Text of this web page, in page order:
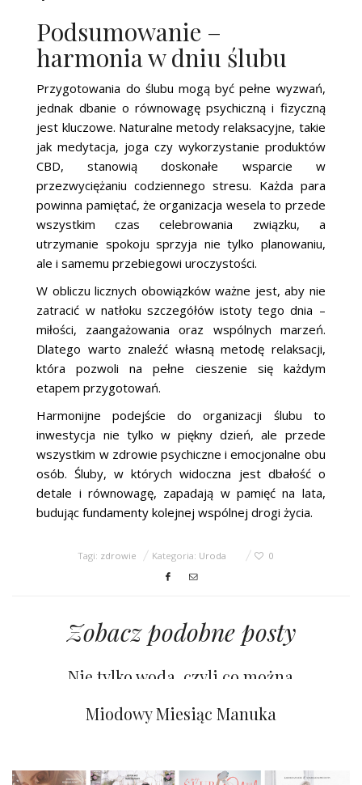
Podsumowanie –
harmonia w dniu ślubu
Przygotowania do ślubu mogą być pełne wyzwań,
jednak dbanie o równowagę psychiczną i fizyczną
jest kluczowe. Naturalne metody relaksacyjne, takie
jak medytacja, joga czy wykorzystanie produktów
CBD, stanowią doskonałe wsparcie w
przezwyciężaniu codziennego stresu. Każda para
powinna pamiętać, że organizacja wesela to przede
wszystkim czas celebrowania związku, a
utrzymanie spokoju sprzyja nie tylko planowaniu,
ale i samemu przebiegowi uroczystości.
W obliczu licznych obowiązków ważne jest, aby nie
zatracić w natłoku szczegółów istoty tego dnia –
miłości, zaangażowania oraz wspólnych marzeń.
Dlatego warto znaleźć własną metodę relaksacji,
która pozwoli na pełne cieszenie się każdym
etapem przygotowań.
Harmonijne podejście do organizacji ślubu to
inwestycja nie tylko w piękny dzień, ale przede
wszystkim w zdrowie psychiczne i emocjonalne obu
osób. Śluby, w których widoczna jest dbałość o
detale i równowagę, zapadają w pamięć na lata,
budując fundamenty kolejnej wspólnej drogi życia.
Tagi: zdrowie Kategoria: Uroda 0
Zobacz podobne posty
Nie tylko woda, czyli co można
Suplementy diety? Jak tak, to jakie?
Miodowy Miesiąc Manuka